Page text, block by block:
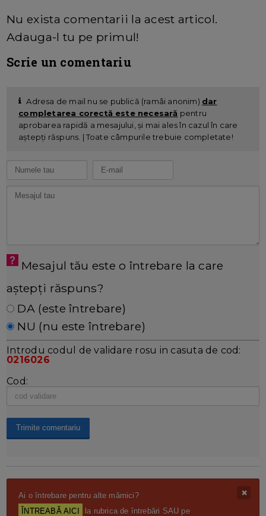
Nu exista comentarii la acest articol.
Adauga-l tu pe primul!
Scrie un comentariu
Adresa de mail nu se publică (ramâi anonim) dar
completarea corectă este necesară pentru
aprobarea rapidă a mesajului, și mai ales în cazul în care
aștepți răspuns. | Toate câmpurile trebuie completate!
Mesajul tău este o întrebare la care
aștepți răspuns?
DA (este întrebare)
NU (nu este întrebare)
Introdu codul de validare rosu in casuta de cod:
0216026
Cod:
Ai o întrebare pentru alte mămici?
ÎNTREABĂ AICI
la rubrica de întrebări SAU pe